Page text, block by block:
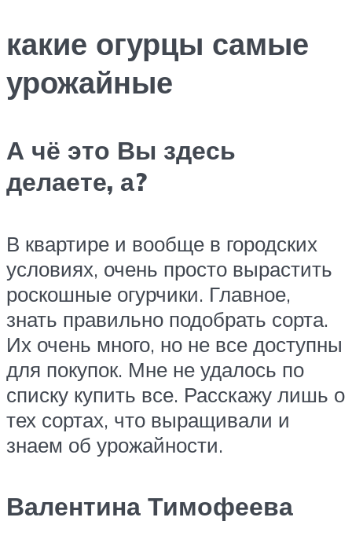
какие огурцы самые
урожайные
А чё это Вы здесь
делаете, а?
​В квартире и вообще в городских
условиях, очень просто вырастить
роскошные огурчики. Главное,
знать правильно подобрать сорта.
Их очень много, но не все доступны
для покупок. Мне не удалось по
списку купить все. Расскажу лишь о
тех сортах, что выращивали и
знаем об урожайности.​
Валентина Тимофеева